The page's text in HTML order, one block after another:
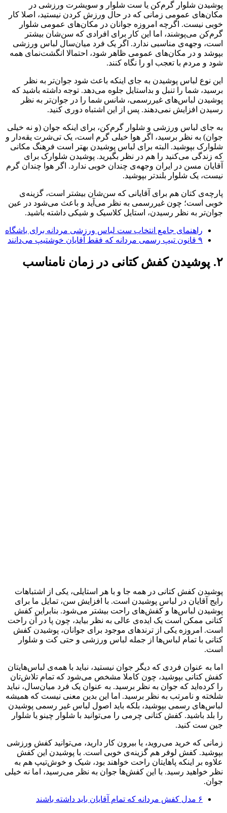
پوشیدن شلوار گرم‌کن یا ست شلوار و سویشرت ورزشی در
مکان‌های عمومی زمانی که در حال ورزش کردن نیستید، اصلا کار
خوبی نیست. اگرچه امروزه جوانان در مکان‌های عمومی شلوار
گرم‌کن می‌پوشند، اما این کار برای افرادی که سن‌شان بیشتر
است، وجهه‌ی مناسبی ندارد. اگر یک فرد میان‌سال لباس ورزشی
بپوشد و در مکان‌های عمومی ظاهر شود، احتمالا انگشت‌نمای همه
شود و مردم با تعجب او را نگاه کنند.
این نوع لباس پوشیدن به جای اینکه باعث شود جوان‌تر به نظر
برسید، شما را تنبل و بداستایل جلوه می‌دهد. توجه داشته باشید که
پوشیدن لباس‌های غیررسمی، شانس شما را در جوان‌تر به نظر
رسیدن افزایش نمی‌دهند. پس از این اشتباه دوری کنید.
به جای لباس ورزشی و شلوار گرم‌کن، برای اینکه جوان (و نه خیلی
جوان) به نظر برسید، اگر هوا خیلی گرم است، یک تی‌شرت یقه‌دار و
شلوارک بپوشید. البته برای لباس پوشیدن بهتر است فرهنگ مکانی
که زندگی می‌کنید را هم در نظر بگیرید. پوشیدن شلوارک برای
آقایان مسن در ایران وجهه‌ی چندان خوبی ندارد. اگر هوا چندان گرم
نیست، یک شلوار بلندتر بپوشید.
پارچه‌ی کتان هم برای آقایانی که سن‌شان بیشتر است، گزینه‌ی
خوبی است؛ چون غیررسمی به نظر می‌آید و باعث می‌شود در عین
جوان‌تر به نظر رسیدن، استایل کلاسیک و شیکی داشته باشید.
راهنمای جامع انتخاب ست لباس ورزشی مردانه برای باشگاه
۹ قانون تیپ رسمی مردانه که فقط آقایان خوشتیپ می‌دانند
۲. پوشیدن کفش کتانی در زمان نامناسب
پوشیدن کفش کتانی در همه جا و با هر استایلی، یکی از اشتباهات
رایج آقایان در لباس پوشیدن است. با افزایش سن، تمایل ما برای
پوشیدن لباس‌ها و کفش‌های راحت بیشتر می‌شود. بنابراین کفش
کتانی ممکن است یک ایده‌ی عالی به نظر بیاید، چون پا در آن راحت
است. امروزه یکی از ترندهای موجود برای جوانان، پوشیدن کفش
کتانی با تمام لباس‌ها از جمله لباس ورزشی و حتی کت و شلوار
است.
اما به عنوان فردی که دیگر جوان نیستید، نباید با همه‌ی لباس‌هایتان
کفش کتانی بپوشید، چون کاملا مشخص می‌شود که تمام تلاش‌تان
را کرده‌اید که جوان به نظر برسید. به عنوان یک فرد میان‌سال، نباید
شلخته و نامرتب به نظر برسید. اما این بدین معنی نیست که همیشه
لباس‌های رسمی بپوشید، بلکه باید اصول لباس غیر رسمی پوشیدن
را بلد باشید. کفش کتانی چرمی را می‌توانید با شلوار چینو یا شلوار
جین ست کنید.
زمانی که خرید می‌روید، یا بیرون کار دارید، می‌توانید کفش ورزشی
بپوشید. کفش لوفر هم گزینه‌ی خوبی است. با پوشیدن این کفش
علاوه بر اینکه پاهایتان راحت خواهند بود، شیک و خوش‌تیپ هم به
نظر خواهید رسید. با این کفش‌ها جوان به نظر می‌رسید، اما نه خیلی
جوان.
۶ مدل کفش مردانه که تمام آقایان باید داشته باشند